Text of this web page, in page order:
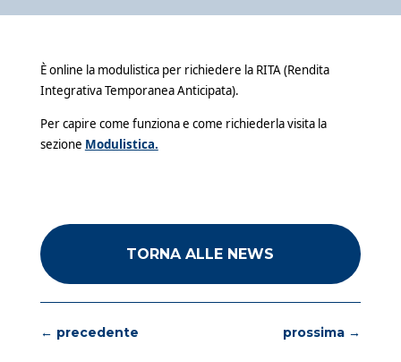
È online la modulistica per richiedere la RITA (Rendita
Integrativa Temporanea Anticipata).
Per capire come funziona e come richiederla visita la
sezione Modulistica.
TORNA ALLE NEWS
← precedente prossima →